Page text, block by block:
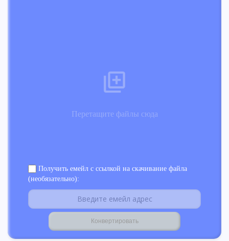
Перетащите файлы сюда
Получить емейл с ссылкой на скачивание файла
(необязательно):